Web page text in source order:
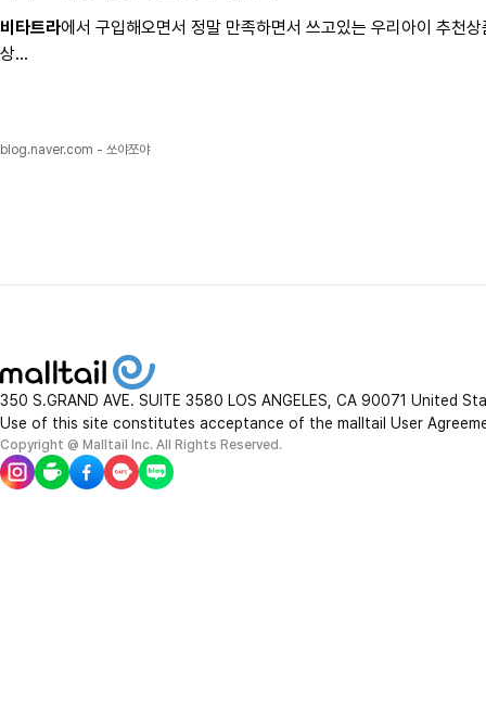
비타트라에서 구입해오면서 정말 만족하면서 쓰고있는 우리아이 추천
상...
blog.naver.com - 쏘야쪼야
350 S.GRAND AVE. SUITE 3580 LOS ANGELES, CA 90071 United
Use of this site constitutes acceptance of the malltail User
Copyright @ Malltail Inc. All Rights Reserved.